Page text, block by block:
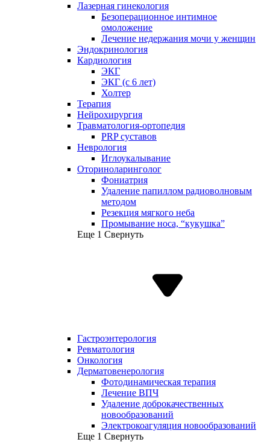
Лазерная гинекология
Безоперационное интимное
омоложение
Лечение недержания мочи у женщин
Эндокринология
Кардиология
ЭКГ
ЭКГ (с 6 лет)
Холтер
Терапия
Нейрохирургия
Травматология-ортопедия
PRP суставов
Неврология
Иглоукалывание
Оториноларинголог
Фониатрия
Удаление папиллом радиоволновым
методом
Резекция мягкого неба
Промывание носа, “кукушка”
Еще 1 Свернуть
Гастроэнтерология
Ревматология
Онкология
Дерматовенерология
Фотодинамическая терапия
Лечение ВПЧ
Удаление доброкачественных
новообразований
Электрокоагуляция новообразований
Еще 1 Свернуть